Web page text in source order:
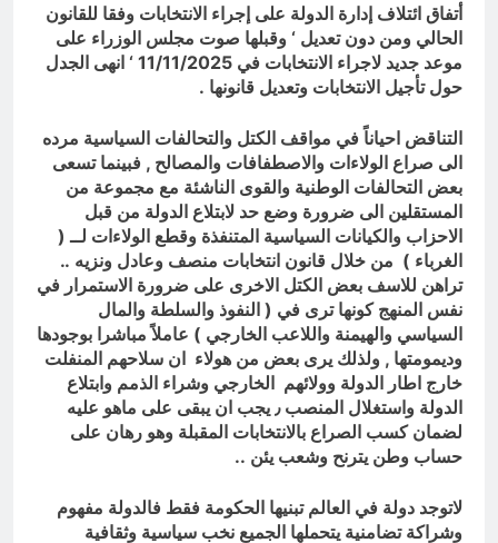
أتفاق ائتلاف إدارة الدولة على إجراء الانتخابات وفقا للقانون
الحالي ومن دون تعديل ‘ وقبلها صوت مجلس الوزراء على
موعد جديد لاجراء الانتخابات في 11/11/2025 ‘ انهى الجدل
حول تأجيل الانتخابات وتعديل قانونها .
التناقض احياناً في مواقف الكتل والتحالفات السياسية مرده
الى صراع الولاءات والاصطفافات والمصالح , فبينما تسعى
بعض التحالفات الوطنية والقوى الناشئة مع مجموعة من
المستقلين الى ضرورة وضع حد لابتلاع الدولة من قبل
الاحزاب والكيانات السياسية المتنفذة وقطع الولاءات لــ (
الغرباء ) من خلال قانون انتخابات منصف وعادل ونزيه ..
تراهن للاسف بعض الكتل الاخرى على ضرورة الاستمرار في
نفس المنهج كونها ترى في ( النفوذ والسلطة والمال
السياسي والهيمنة واللاعب الخارجي ) عاملاً مباشرا بوجودها
وديمومتها , ولذلك يرى بعض من هولاء ان سلاحهم المنفلت
خارج اطار الدولة وولائهم الخارجي وشراء الذمم وابتلاع
الدولة واستغلال المنصب ٫ يجب ان يبقى على ماهو عليه
لضمان كسب الصراع بالانتخابات المقبلة وهو رهان على
حساب وطن يترنح وشعب يئن ..
لاتوجد دولة في العالم تبنيها الحكومة فقط فالدولة مفهوم
وشراكة تضامنية يتحملها الجميع نخب سياسية وثقافية